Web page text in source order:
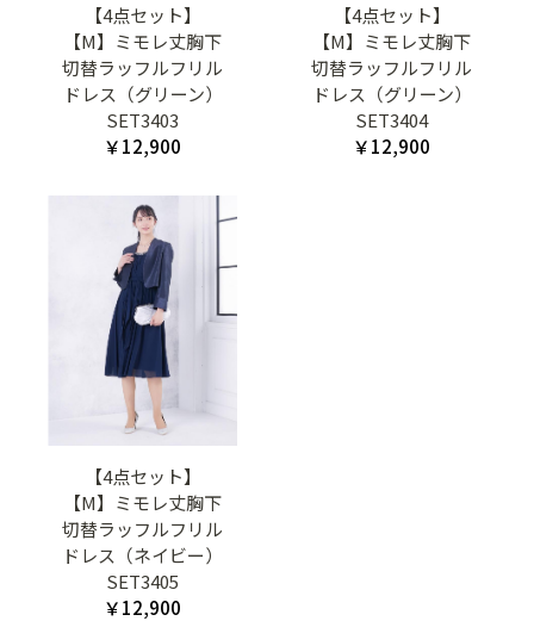
【4点セット】
【M】ミモレ丈胸下
切替ラッフルフリル
ドレス（グリーン）
SET3403
￥12,900
【4点セット】
【M】ミモレ丈胸下
切替ラッフルフリル
ドレス（グリーン）
SET3404
￥12,900
【4点セット】
【M】ミモレ丈胸下
切替ラッフルフリル
ドレス（ネイビー）
SET3405
￥12,900